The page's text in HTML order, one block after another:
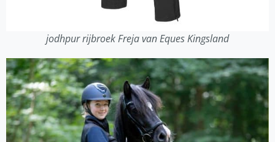
jodhpur rijbroek Freja van Eques Kingsland